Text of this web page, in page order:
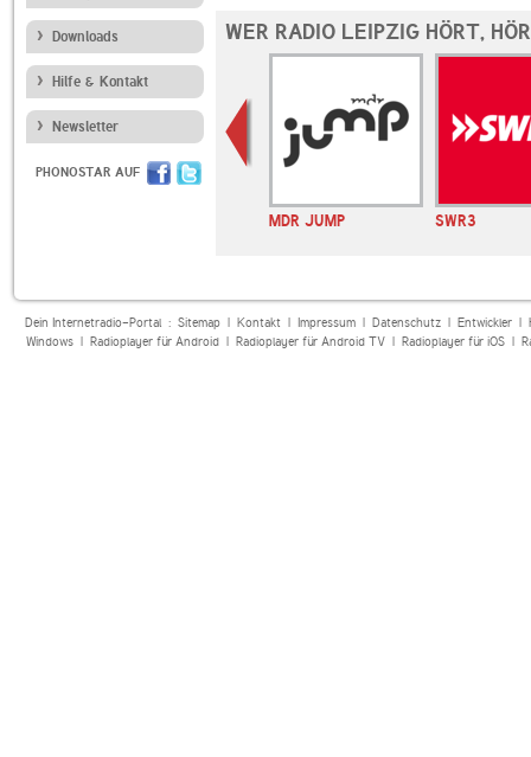
Downloads
Hilfe & Kontakt
Newsletter
PHONOSTAR AUF
WER RADIO LEIPZIG HÖRT,
MDR JUMP SWR3
Dein Internetradio-Portal : Sitemap| Kontakt| Impressum| Datenschutz| Entwickler|
Windows| Radioplayer für Android| Radioplayer für Android TV| Radioplayer für iOS|